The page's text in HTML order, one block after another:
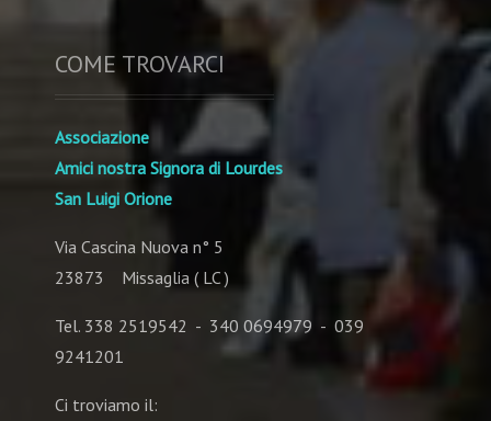
COME TROVARCI
Associazione
Amici nostra Signora di Lourdes
San Luigi Orione
Via Cascina Nuova n° 5
23873 Missaglia ( LC )
Tel. 338 2519542 - 340 0694979 - 039
9241201
Ci troviamo il: